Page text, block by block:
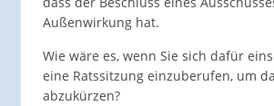
Außenwirkung hat.
Wie wäre es, wenn Sie sich dafür
eine Ratssitzung einzuberufen, um
abzukürzen?